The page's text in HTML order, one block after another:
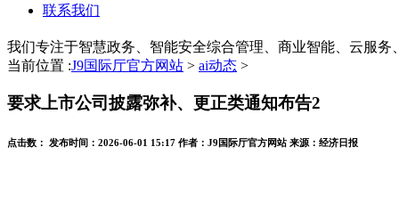
联系我们
我们专注于智慧政务、智能安全综合管理、商业智能、云服务
当前位置 :J9国际厅官方网站 > ai动态 >
要求上市公司披露弥补、更正类通知布告2
点击数： 发布时间： 2026-06-01 15:17 作者： J9国际厅官方网站 来源： 经济日报